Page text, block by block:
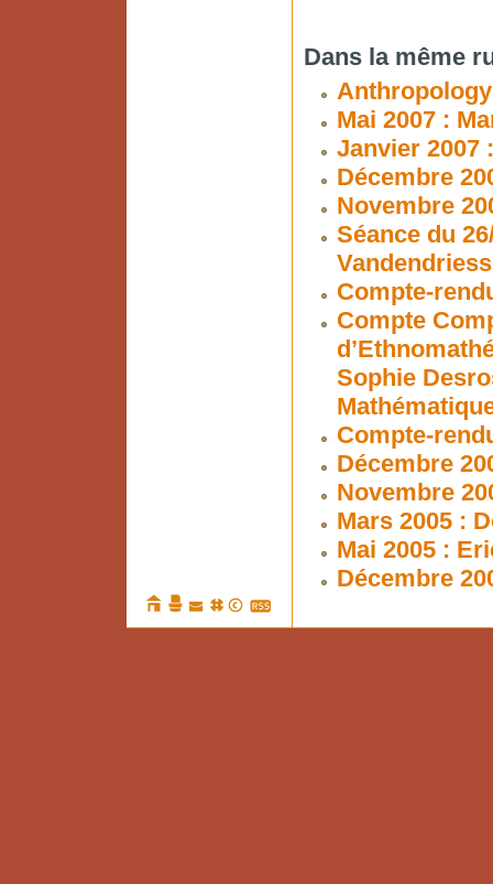
Dans la même
Mai 2007 :
Janvier 2007
Décembre
Novembre
Séance du
Compte-
Compte
Sophie
Compte-
Décembre
Novembre
Mars 2005 :
Mai 2005 :
Décembre